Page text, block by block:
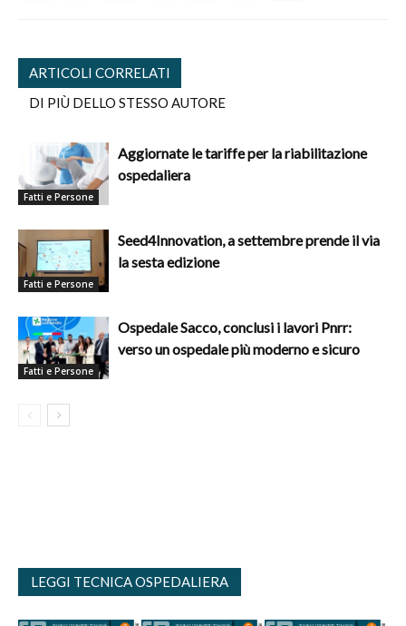
ARTICOLI CORRELATI
DI PIÙ DELLO STESSO AUTORE
Fatti e Persone
Aggiornate le tariffe per la riabilitazione
ospedaliera
Fatti e Persone
Seed4Innovation, a settembre prende il via
la sesta edizione
Fatti e Persone
Ospedale Sacco, conclusi i lavori Pnrr:
verso un ospedale più moderno e sicuro
LEGGI TECNICA OSPEDALIERA